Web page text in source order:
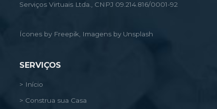
Serviços Virtuais Ltda., CNPJ 09.214.816/0001-92
Ícones by Freepik, Imagens by Unsplash
SERVIÇOS
> Início
> Construa sua Casa